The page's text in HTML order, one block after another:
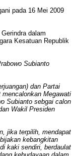
pada 16 Mei 2009
dalam
Kesatuan Republik
Subianto
dan Partai
Megawati
Subianto sebgai calon
Wakil Presiden
jika terpilih, mendapat
kebangkitan
kaki sendiri, berdaulat